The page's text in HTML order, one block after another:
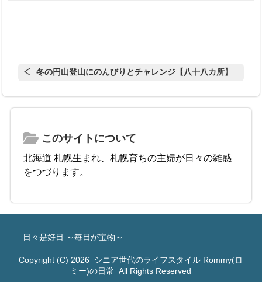
冬の円山登山にのんびりとチャレンジ【八十八カ所】
このサイトについて
北海道 札幌生まれ、札幌育ちの主婦が日々の雑感
をつづります。
日々是好日 ～毎日が宝物～
Copyright (C) 2026 シニア世代のライフスタイル Rommy(ロ
ミー)の日常
All Rights Reserved